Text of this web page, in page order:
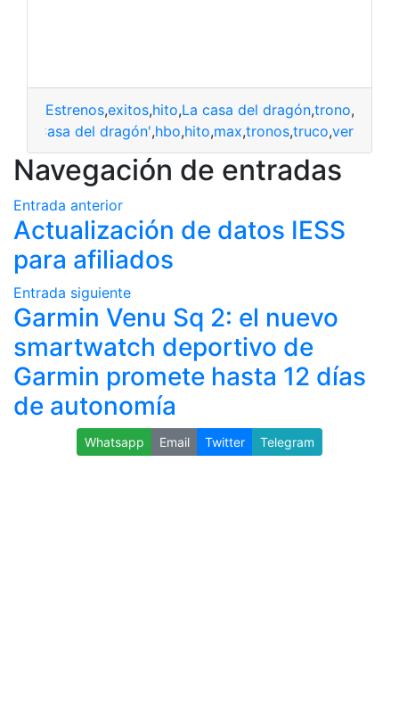
Estrenos,exitos,hito,La casa del dragón,trono,
'La Casa del dragón',hbo,hito,max,tronos,truco,ver
Navegación de entradas
Entrada anterior
Actualización de datos IESS
para afiliados
Entrada siguiente
Garmin Venu Sq 2: el nuevo
smartwatch deportivo de
Garmin promete hasta 12 días
de autonomía
Whatsapp Email Twitter Telegram